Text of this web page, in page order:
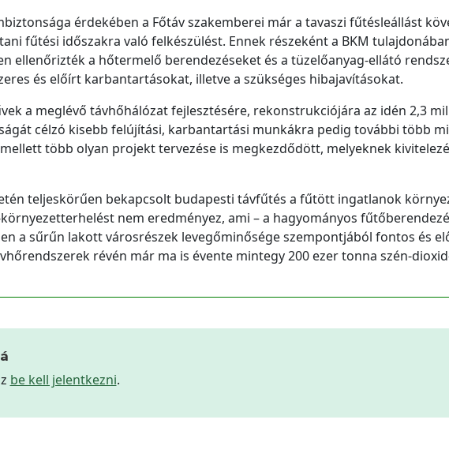
érdekében a Főtáv szakemberei már a tavaszi fűtésleállást
fűtési időszakra való felkészülést. Ennek részeként a BKM
ellenőrizték a hőtermelő berendezéseket és a tüzelőanyag-ellátó
és előírt karbantartásokat, illetve a szükséges hibajavításokat.
a meglévő távhőhálózat fejlesztésére, rekonstrukciójára az idén 2,3
célzó kisebb felújítási, karbantartási munkákra pedig további több
több olyan projekt tervezése is megkezdődött, melyeknek
teljeskörűen bekapcsolt budapesti távfűtés a fűtött ingatlanok
nem eredményez, ami – a hagyományos
a sűrűn lakott városrészek levegőminősége szempontjából fontos és
révén már ma is évente mintegy 200 ezer tonna szén-
be kell jelentkezni.